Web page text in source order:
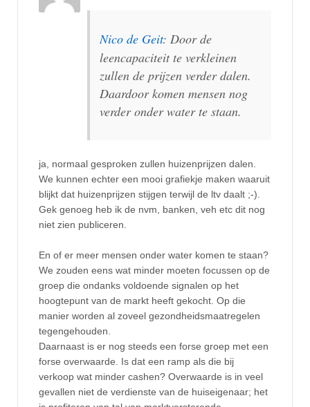
Nico de Geit: Door de
leencapaciteit te verkleinen
zullen de prijzen verder dalen.
Daardoor komen mensen nog
verder onder water te staan.
ja, normaal gesproken zullen huizenprijzen dalen.
We kunnen echter een mooi grafiekje maken waaruit
blijkt dat huizenprijzen stijgen terwijl de ltv daalt ;-).
Gek genoeg heb ik de nvm, banken, veh etc dit nog
niet zien publiceren.
En of er meer mensen onder water komen te staan?
We zouden eens wat minder moeten focussen op de
groep die ondanks voldoende signalen op het
hoogtepunt van de markt heeft gekocht. Op die
manier worden al zoveel gezondheidsmaatregelen
tegengehouden.
Daarnaast is er nog steeds een forse groep met een
forse overwaarde. Is dat een ramp als die bij
verkoop wat minder cashen? Overwaarde is in veel
gevallen niet de verdienste van de huiseigenaar; het